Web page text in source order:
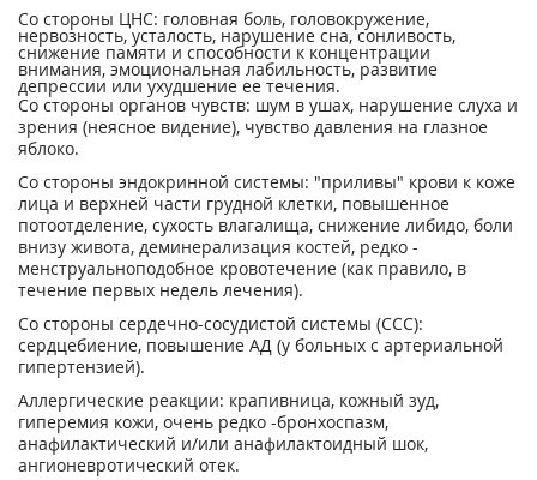
Со стороны ЦНС: головная боль, головокружение,
нервозность, усталость, нарушение сна, сонливость,
снижение памяти и способности к концентрации
внимания, эмоциональная лабильность, развитие
депрессии или ухудшение ее течения.
Со стороны органов чувств: шум в ушах, нарушение слуха и
зрения (неясное видение), чувство давления на глазное
яблоко.
Со стороны эндокринной системы: "приливы" крови к коже
лица и верхней части грудной клетки, повышенное
потоотделение, сухость влагалища, снижение либидо, боли
внизу живота, деминерализация костей, редко -
менструальноподобное кровотечение (как правило, в
течение первых недель лечения).
Со стороны сердечно-сосудистой системы (ССС):
сердцебиение, повышение АД (у больных с артериальной
гипертензией).
Аллергические реакции: крапивница, кожный зуд,
гиперемия кожи, очень редко -бронхоспазм,
анафилактический и/или анафилактоидный шок,
ангионевротический отек.